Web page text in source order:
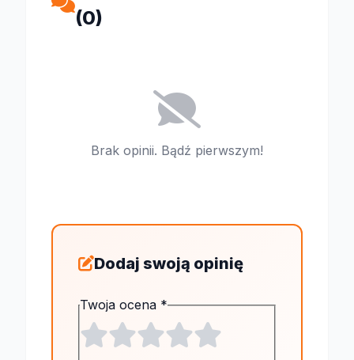
(0)
Brak opinii. Bądź pierwszym!
Dodaj swoją opinię
Twoja ocena *